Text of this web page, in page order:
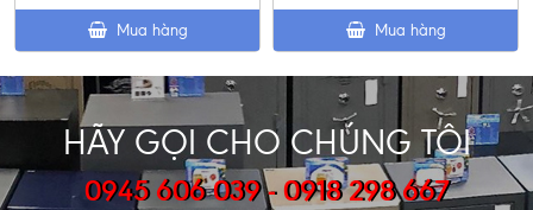
Mua hàng Mua hàng
HÃY GỌI CHO CHÚNG TÔI
0945 606 039 - 0918 298 667